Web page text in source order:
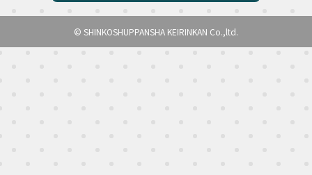
© SHINKOSHUPPANSHA KEIRINKAN Co.,ltd.